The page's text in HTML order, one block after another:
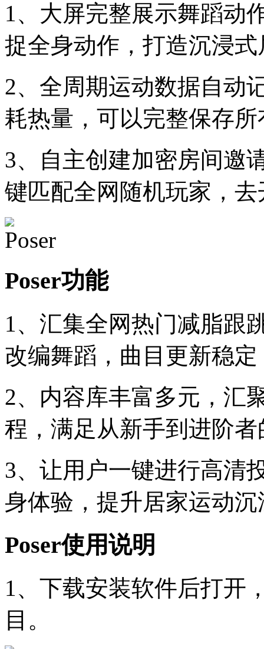
1、大屏完整展示舞蹈动
捉全身动作，打造沉浸
2、全周期运动数据自动
耗热量，可以完整保存
3、自主创建加密房间邀
键匹配全网随机玩家，
Poser功能
1、汇集全网热门减脂跟
改编舞蹈，曲目更新稳
2、内容库丰富多元，汇
程，满足从新手到进阶
3、让用户一键进行高清
身体验，提升居家运动
Poser使用说明
1、下载安装软件后打开
目。